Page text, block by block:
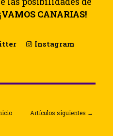
¡VAMOS CANARIAS!
Instagram
Artículos siguientes →